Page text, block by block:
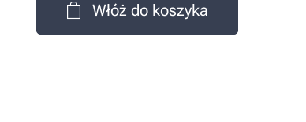
Włóż do koszyka